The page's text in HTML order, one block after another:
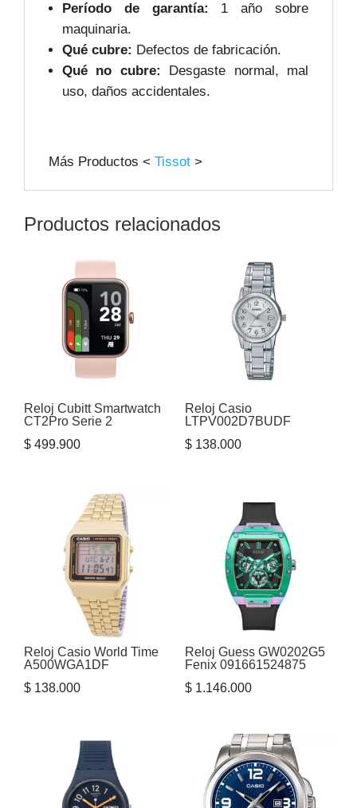
Período de garantía: 1 año sobre
maquinaria.
Qué cubre: Defectos de fabricación.
Qué no cubre: Desgaste normal, mal
uso, daños accidentales.
Más Productos < Tissot >
Productos relacionados
Reloj Cubitt Smartwatch
CT2Pro Serie 2
$ 499.900
Reloj Casio
LTPV002D7BUDF
$138.000
Reloj Casio World Time
A500WGA1DF
$ 138.000
Reloj Guess GW0202G5
Fenix 091661524875
$1.146.000